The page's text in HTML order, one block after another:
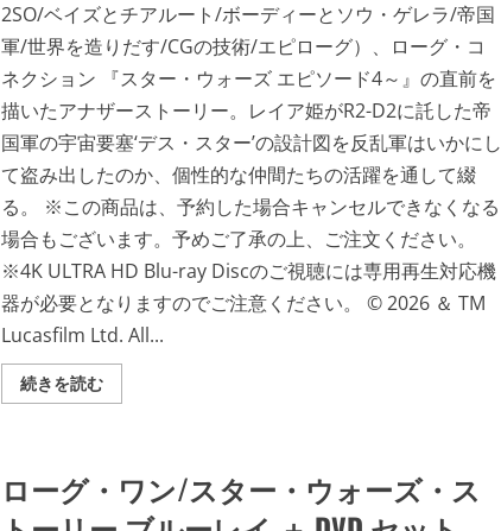
4K
UHD
＋
ブ
ル
ー
レ
イ
セ
ッ
ト
ス
チ
ー
ル
ブ
ッ
ク
（数
量
限
定）
（4K
レ
イ）
2SO/ベイズとチアルート/ボーディーとソウ・ゲレラ/帝国
軍/世界を造りだす/CGの技術/エピローグ）、ローグ・コ
ネクション 『スター・ウォーズ エピソード4～』の直前を
描いたアナザーストーリー。レイア姫がR2-D2に託した帝
国軍の宇宙要塞‘デス・スター’の設計図を反乱軍はいかにし
て盗み出したのか、個性的な仲間たちの活躍を通して綴
る。 ※この商品は、予約した場合キャンセルできなくなる
場合もございます。予めご了承の上、ご注文ください。
※4K ULTRA HD Blu-ray Discのご視聴には専用再生対応機
器が必要となりますのでご注意ください。 © 2026 ＆ TM
Lucasfilm Ltd. All...
続きを読むロ
ー
タ
ー・
ローグ・ワン/スター・ウォーズ・ス